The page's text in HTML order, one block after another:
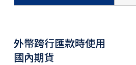
外幣跨行匯款時使用
國內期貨